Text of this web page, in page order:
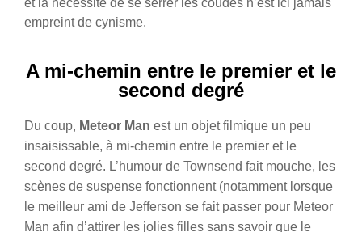
empreint de cynisme.
A mi-chemin entre le premier et le
second degré
Du coup, Meteor Man est un objet filmique un peu
insaisissable, à mi-chemin entre le premier et le
second degré. L’humour de Townsend fait mouche, les
scènes de suspense fonctionnent (notamment lorsque
le meilleur ami de Jefferson se fait passer pour Meteor
Man afin d’attirer les jolies filles sans savoir que le